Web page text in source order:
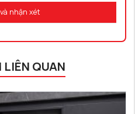
nhận xét
LIÊN QUAN